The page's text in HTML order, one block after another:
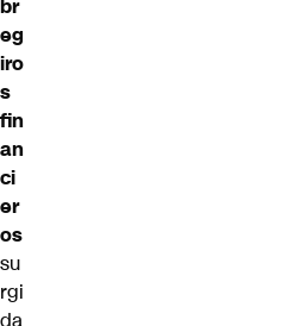
br
eg
iro
s
fin
an
ci
er
os
su
rgi
da